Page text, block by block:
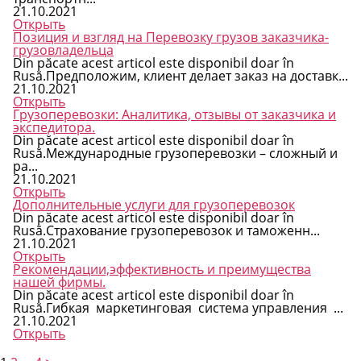
21.10.2021
Открыть
Позиция и взгляд на Перевозку грузов заказчика-
грузовладельца
Din păcate acest articol este disponibil doar în
Rusă.Предположим, клиент делает заказ на доставк...
21.10.2021
Открыть
Грузоперевозки: Аналитика, отзывы от заказчика и
экспедитора.
Din păcate acest articol este disponibil doar în
Rusă.Международные грузоперевозки – сложный и
ра...
21.10.2021
Открыть
Дополнительные услуги для грузоперевозок
Din păcate acest articol este disponibil doar în
Rusă.Страхование грузоперевозoк и таможенн...
21.10.2021
Открыть
Рекомендации,эффективность и преимущества
нашей фирмы.
Din păcate acest articol este disponibil doar în
Rusă.Гибкая маркетинговая система управления ...
21.10.2021
Открыть